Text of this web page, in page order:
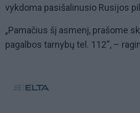
vykdoma pasišalinusio Rusijos
„Pamačius šį asmenį, prašome
pagalbos tarnybų tel. 112“, –